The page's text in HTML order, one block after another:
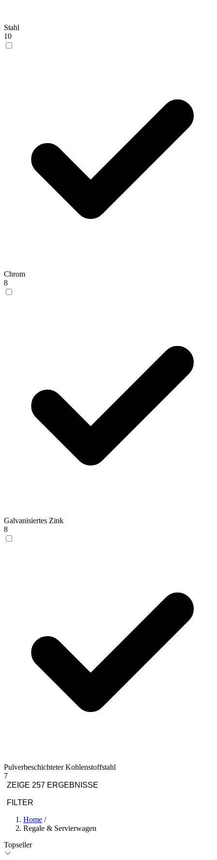
Stahl
10
Chrom
8
Galvanisiertes Zink
8
Pulverbeschichteter Kohlenstoffstahl
7
ZEIGE 257 ERGEBNISSE
FILTER
Home /
Regale & Servierwagen
Topseller